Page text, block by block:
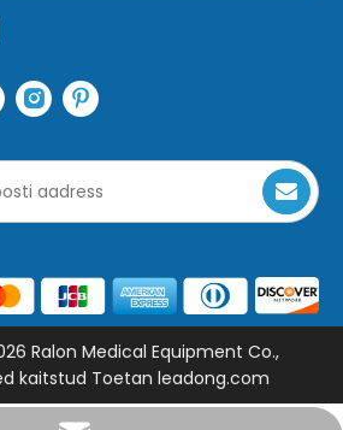
Ralon Medical Equipment Co.,
kaitstud Toetan leadong.com